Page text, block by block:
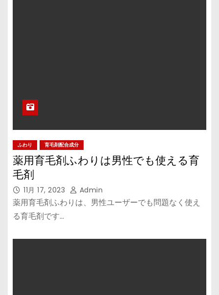
ふわり 育毛剤配合成分
薬用育毛剤ふわりは男性でも使える育
毛剤
11月 17, 2023 Admin
薬用育毛剤ふわりは、男性ユーザーでも問題なく使え
る育毛剤です…